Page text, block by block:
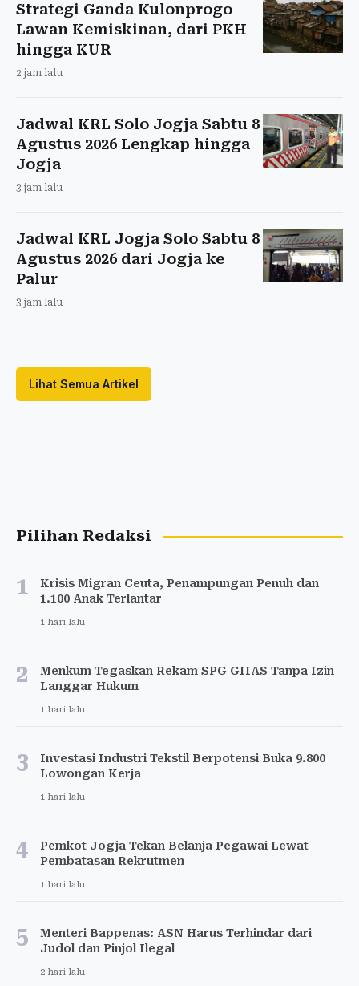
Strategi Ganda Kulonprogo
Lawan Kemiskinan, dari PKH
hingga KUR
2 jam lalu
Jadwal KRL Solo Jogja Sabtu 8
Agustus 2026 Lengkap hingga
Jogja
3 jam lalu
Jadwal KRL Jogja Solo Sabtu 8
Agustus 2026 dari Jogja ke
Palur
3 jam lalu
Lihat Semua Artikel
Pilihan Redaksi
1
Krisis Migran Ceuta, Penampungan Penuh dan
1.100 Anak Terlantar
1 hari lalu
2
Menkum Tegaskan Rekam SPG GIIAS Tanpa Izin
Langgar Hukum
1 hari lalu
3
Investasi Industri Tekstil Berpotensi Buka 9.800
Lowongan Kerja
1 hari lalu
4
Pemkot Jogja Tekan Belanja Pegawai Lewat
Pembatasan Rekrutmen
1 hari lalu
5
Menteri Bappenas: ASN Harus Terhindar dari
Judol dan Pinjol Ilegal
2 hari lalu